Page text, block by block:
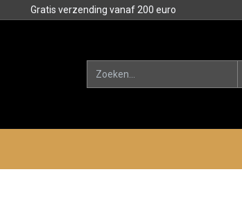
Gratis verzending vanaf 200 euro